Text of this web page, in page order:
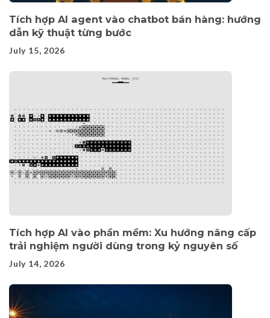
Tích hợp AI agent vào chatbot bán hàng: hướng
dẫn kỹ thuật từng bước
July 15, 2026
Tích hợp AI vào phần mềm: Xu hướng nâng cấp
trải nghiệm người dùng trong kỷ nguyên số
July 14, 2026